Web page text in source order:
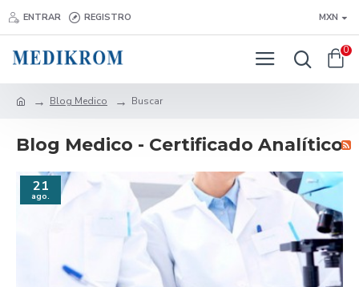
ENTRAR REGISTRO MXN
0
Blog Medico Buscar
Blog Medico - Certificado Analítico
21
ago.